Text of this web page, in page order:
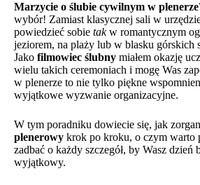
Marzycie o ślubie cywilnym w
wybór! Zamiast klasycznej sali w
powiedzieć sobie takw romantycznym
jeziorem, na plaży lub w blasku górskich
Jako filmowiec ślubny miałem okazję
wielu takich ceremoniach i mogę Was
w plenerze to nie tylko piękne
wyjątkowe wyzwanie organizacyjne.
W tym poradniku dowiecie się, jak
plenerowy krok po kroku, o czym warto
zadbać o każdy szczegół, by Wasz dzień
wyjątkowy.